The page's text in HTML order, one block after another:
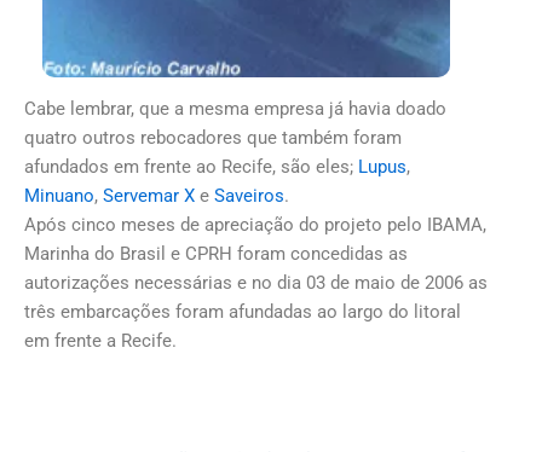
Cabe lembrar, que a mesma empresa já havia doado
quatro outros rebocadores que também foram
afundados em frente ao Recife, são eles; Lupus,
Minuano, Servemar X e Saveiros.
Após cinco meses de apreciação do projeto pelo IBAMA,
Marinha do Brasil e CPRH foram concedidas as
autorizações necessárias e no dia 03 de maio de 2006 as
três embarcações foram afundadas ao largo do litoral
em frente a Recife.